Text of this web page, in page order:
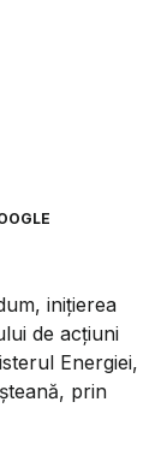
inițierea
de acțiuni
Energiei,
prin